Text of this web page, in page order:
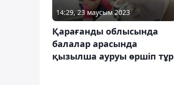
14:29, 23 маусым 2023
Қарағанды облысында
балалар арасында
қызылша ауруы өршіп тұр